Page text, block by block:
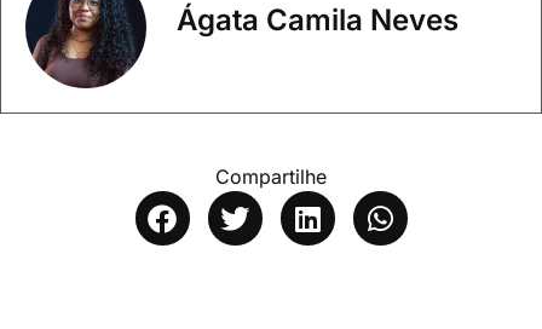
Ágata Camila Neves
Compartilhe